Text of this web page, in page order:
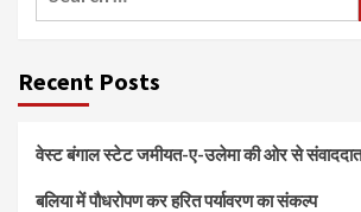
Recent Posts
वेस्ट बंगाल स्टेट जमीयत-ए-उलेमा की ओर से
बलिया में पौधरोपण कर हरित पर्यावरण का संकल्प